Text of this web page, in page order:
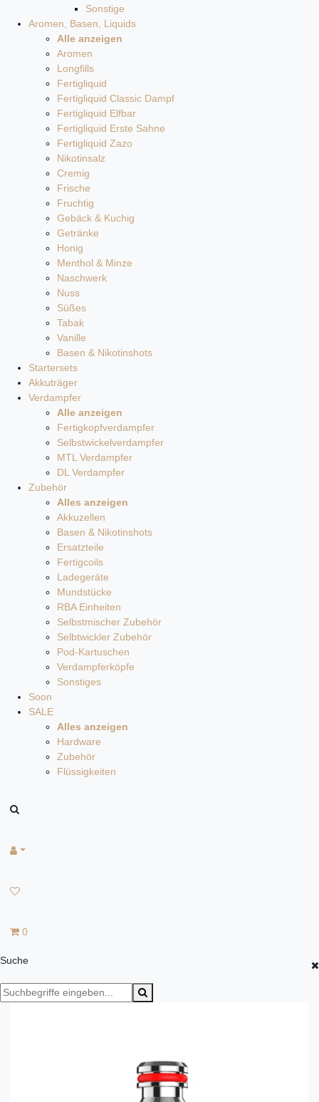
Sonstige
Aromen, Basen, Liquids
Alle anzeigen
Aromen
Longfills
Fertigliquid
Fertigliquid Classic Dampf
Fertigliquid Elfbar
Fertigliquid Erste Sahne
Fertigliquid Zazo
Nikotinsalz
Cremig
Frische
Fruchtig
Gebäck & Kuchig
Getränke
Honig
Menthol & Minze
Naschwerk
Nuss
Süßes
Tabak
Vanille
Basen & Nikotinshots
Startersets
Akkuträger
Verdampfer
Alle anzeigen
Fertigkopfverdampfer
Selbstwickelverdampfer
MTL Verdampfer
DL Verdampfer
Zubehör
Alles anzeigen
Akkuzellen
Basen & Nikotinshots
Ersatzteile
Fertigcoils
Ladegeräte
Mundstücke
RBA Einheiten
Selbstmischer Zubehör
Selbtwickler Zubehör
Pod-Kartuschen
Verdampferköpfe
Sonstiges
Soon
SALE
Alles anzeigen
Hardware
Zubehör
Flüssigkeiten
0
Suche